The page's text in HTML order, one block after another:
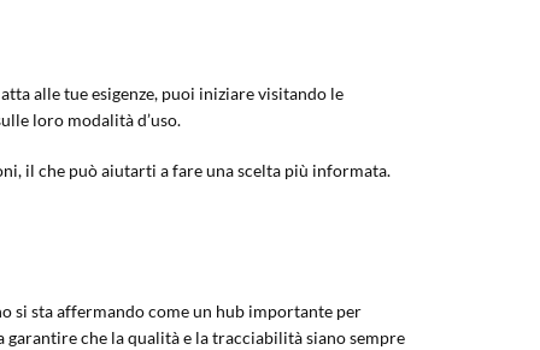
alle tue esigenze, puoi iniziare visitando le
loro modalità d’uso.
il che può aiutarti a fare una scelta più informata.
si sta affermando come un hub importante per
che la qualità e la tracciabilità siano sempre